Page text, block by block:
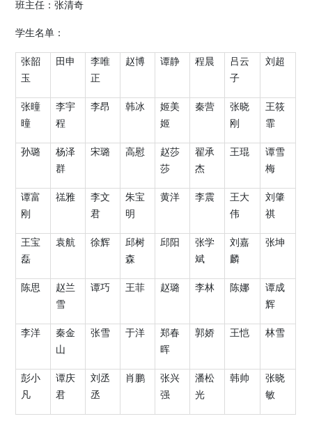
班主任：张清奇
学生名单：
张韶
玉
田申
李唯
正
赵博 谭静 程晨
吕云
子
刘超
张曈
曈
李宇
程
李昂 韩冰
姬美
姬
秦营
张晓
刚
王筱
霏
孙璐
杨泽
群
宋璐 高慰
赵莎
莎
翟承
杰
王琨
谭雪
梅
谭富
刚
禚雅
李文
君
朱宝
明
黄洋 李震
王大
伟
刘肇
祺
王宝
磊
袁航 徐辉
邱树
森
邱阳
张学
斌
刘嘉
麟
张坤
陈思
赵兰
雪
谭巧 王菲 赵璐 李林 陈娜
谭成
辉
李洋
秦金
山
张雪 于洋
郑春
晖
郭娇 王恺 林雪
彭小
凡
谭庆
君
刘丞
丞
肖鹏
张兴
强
潘松
光
韩帅
张晓
敏